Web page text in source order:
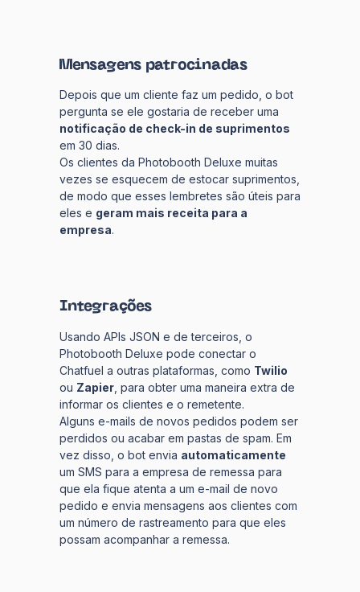
Mensagens patrocinadas
Depois que um cliente faz um pedido, o bot
pergunta se ele gostaria de receber uma
notificação de check-in de suprimentos
em 30 dias.
Os clientes da Photobooth Deluxe muitas
vezes se esquecem de estocar suprimentos,
de modo que esses lembretes são úteis para
eles e geram mais receita para a
empresa.
Integrações
Usando APIs JSON e de terceiros, o
Photobooth Deluxe pode conectar o
Chatfuel a outras plataformas, como Twilio
ou Zapier , para obter uma maneira extra de
informar os clientes e o remetente.
Alguns e-mails de novos pedidos podem ser
perdidos ou acabar em pastas de spam. Em
vez disso, o bot envia automaticamente
um SMS para a empresa de remessa para
que ela fique atenta a um e-mail de novo
pedido e envia mensagens aos clientes com
um número de rastreamento para que eles
possam acompanhar a remessa.